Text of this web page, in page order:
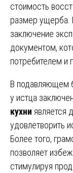
стоимость
размер ущерба.
заключение
документом,
потребителем и
В подавляющем
у истца
кухни является
удовлетворить
Более того,
позволяет
стимулируя